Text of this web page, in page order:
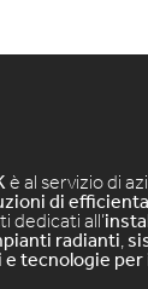
è al servizio di
di
dedicati all’
radianti
tecnologie